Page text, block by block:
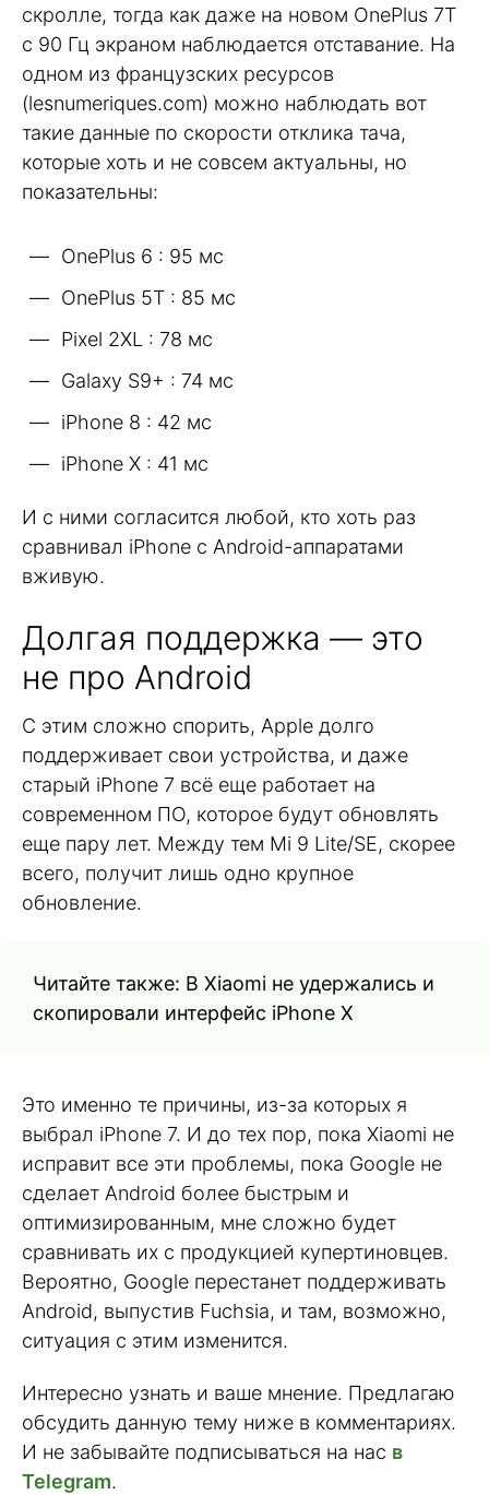
скролле, тогда как даже на новом OnePlus 7T
с 90 Гц экраном наблюдается отставание. На
одном из французских ресурсов
(lesnumeriques.com) можно наблюдать вот
такие данные по скорости отклика тача,
которые хоть и не совсем актуальны, но
показательны:
OnePlus 6 : 95 мс
OnePlus 5T : 85 мс
Pixel 2XL : 78 мс
Galaxy S9+ : 74 мс
iPhone 8 : 42 мс
iPhone X : 41 мс
И с ними согласится любой, кто хоть раз
сравнивал iPhone с Android-аппаратами
вживую.
Долгая поддержка — это
не про Android
С этим сложно спорить, Apple долго
поддерживает свои устройства, и даже
старый iPhone 7 всё еще работает на
современном ПО, которое будут обновлять
еще пару лет. Между тем Mi 9 Lite/SE, скорее
всего, получит лишь одно крупное
обновление.
Читайте также: В Xiaomi не удержались и
скопировали интерфейс iPhone X
Это именно те причины, из-за которых я
выбрал iPhone 7. И до тех пор, пока Xiaomi не
исправит все эти проблемы, пока Google не
сделает Android более быстрым и
оптимизированным, мне сложно будет
сравнивать их с продукцией купертиновцев.
Вероятно, Google перестанет поддерживать
Android, выпустив Fuchsia, и там, возможно,
ситуация с этим изменится.
Интересно узнать и ваше мнение. Предлагаю
обсудить данную тему ниже в комментариях.
И не забывайте подписываться на нас в
Telegram.